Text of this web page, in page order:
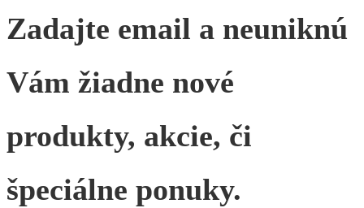
Zadajte email a neuniknú
Vám žiadne nové
produkty, akcie, či
špeciálne ponuky.